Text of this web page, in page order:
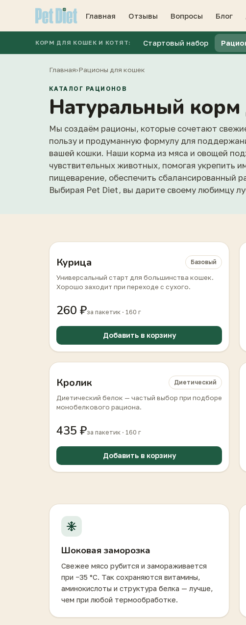
Главная Отзывы Вопросы Блог
КОРМ ДЛЯ КОШЕК И КОТЯТ: Стартовый набор
Главная›Рационы для кошек
КАТАЛОГ РАЦИОНОВ
Натуральный
Мы создаём рационы, которые сочетают
пользу и продуманную формулу для
вашей кошки. Наши корма из мяса и овощей
чувствительных животных, помогая укрепить
пищеварение, обеспечить сбалансированный
Выбирая Pet Diet, вы дарите своему любимцу
Курица Базовый
Универсальный старт для большинства кошек.
Хорошо заходит при переходе с сухого.
260 ₽за пакетик · 160 г
Добавить в корзину
Кролик Диетический
Диетический белок — частый выбор при подборе
монобелкового рациона.
435 ₽за пакетик · 160 г
Добавить в корзину
Шоковая заморозка
Свежее мясо рубится и замораживается
при −35 °C. Так сохраняются витамины,
аминокислоты и структура белка — лучше,
чем при любой термообработке.